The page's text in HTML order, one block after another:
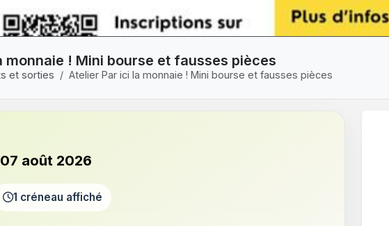
monnaie ! Mini bourse et fausses pièces
et sorties Atelier Par ici la monnaie ! Mini bourse et fausses pièces
août 2026
1 créneau affiché